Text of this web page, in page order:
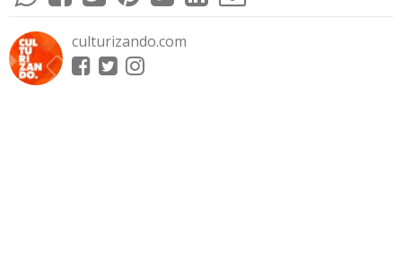
culturizando.com